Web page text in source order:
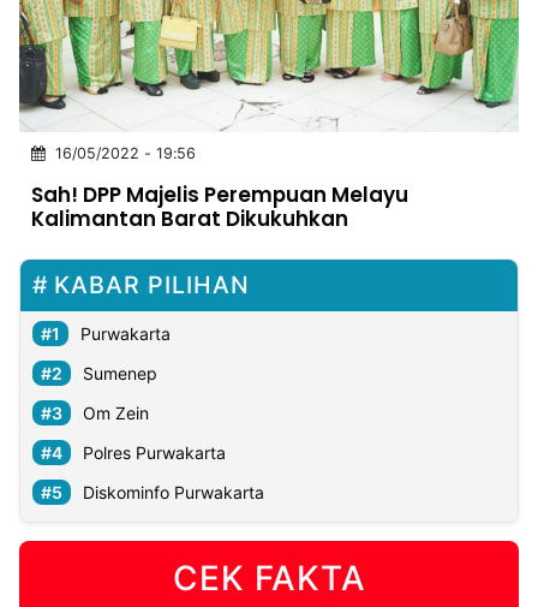
INDONESIA
Partner
NTB
Time
IDN
Jogja
Rakyat
News
Notice
Baru
Follow
Kabarbaru
16/05/2022 - 19:56
Sah! DPP Majelis Perempuan Melayu
Kalimantan Barat Dikukuhkan
KABAR PILIHAN
Purwakarta
Sumenep
Om Zein
Polres Purwakarta
Diskominfo Purwakarta
CEK FAKTA